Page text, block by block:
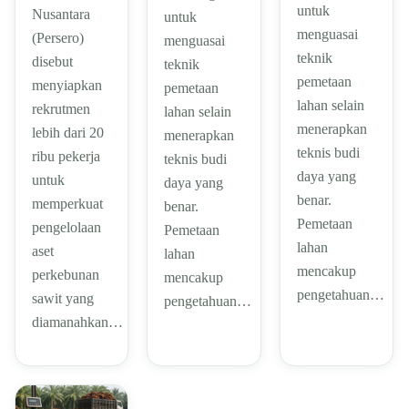
Nusantara
(Persero)
disebut
menyiapkan
rekrutmen
lebih dari 20
ribu pekerja
untuk
memperkuat
pengelolaan
aset
perkebunan
sawit yang
diamanahkan…
untuk
menguasai
teknik
pemetaan
lahan selain
menerapkan
teknis budi
daya yang
benar.
Pemetaan
lahan
mencakup
pengetahuan…
untuk
menguasai
teknik
pemetaan
lahan selain
menerapkan
teknis budi
daya yang
benar.
Pemetaan
lahan
mencakup
pengetahuan…